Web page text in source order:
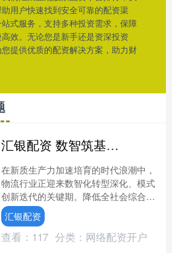
用户快速找到安全可靠的配资渠
式服务，支持多种投资需求，保障
效。无论您是新手还是资深投资
提供优质的配资解决方案，助力财
汇银配资 数智筑基 共享共赢 山东能源物泊智联驱动物流全产业链协同升级
在新质生产力加速培育的时代浪潮中，
物流行业正迎来数智化转型深化、模式
创新迭代的关键期。降低全社会综合物
流成本是稳增长、扩内需、稳就业的现
实需要，也是赋能实体经济....
汇银配资
查看： 117 分类： 网络配资开户